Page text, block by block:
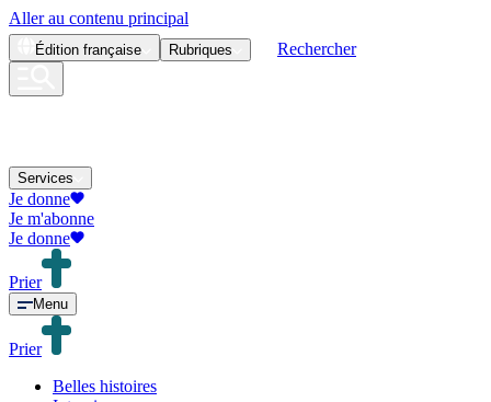
Aller au contenu principal
Édition française Rubriques Rechercher
Services
Je donne
Je m'abonne
Je donne
Prier
Menu
Prier
Belles histoires